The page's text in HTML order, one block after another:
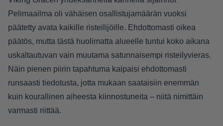
Pelimaailma oli vähäisen osallistujamäärän vuoksi
päätetty avata kaikille risteilijöille. Ehdottomasti oikea
päätös, mutta tästä huolimatta alueelle tuntui koko aikana
uskaltautuvan vain muutama satunnaisempi risteilyvieras.
Näin pienen piirin tapahtuma kaipaisi ehdottomasti
runsaasti tiedotusta, jotta mukaan saataisiin enemmän
kuin kourallinen aiheesta kiinnostuneita – niitä nimittäin
varmasti riittää.